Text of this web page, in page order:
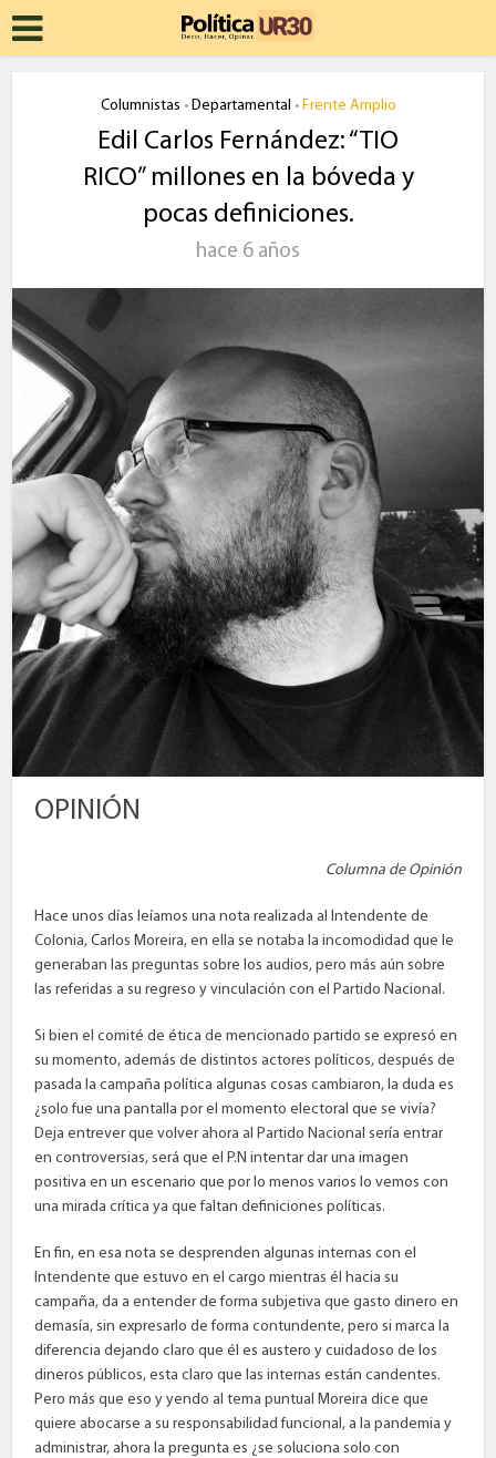
Columnistas • Departamental • Frente Amplio
Edil Carlos Fernández: “TIO
RICO” millones en la bóveda y
pocas definiciones.
hace 6 años
OPINIÓN
Columna de Opinión
Hace unos días leíamos una nota realizada al Intendente de
Colonia, Carlos Moreira, en ella se notaba la incomodidad que le
generaban las preguntas sobre los audios, pero más aún sobre
las referidas a su regreso y vinculación con el Partido Nacional.
Si bien el comité de ética de mencionado partido se expresó en
su momento, además de distintos actores políticos, después de
pasada la campaña política algunas cosas cambiaron, la duda es
¿solo fue una pantalla por el momento electoral que se vivía?
Deja entrever que volver ahora al Partido Nacional sería entrar
en controversias, será que el P.N intentar dar una imagen
positiva en un escenario que por lo menos varios lo vemos con
una mirada crítica ya que faltan definiciones políticas.
En fin, en esa nota se desprenden algunas internas con el
Intendente que estuvo en el cargo mientras él hacia su
campaña, da a entender de forma subjetiva que gasto dinero en
demasía, sin expresarlo de forma contundente, pero si marca la
diferencia dejando claro que él es austero y cuidadoso de los
dineros públicos, esta claro que las internas están candentes.
Pero más que eso y yendo al tema puntual Moreira dice que
quiere abocarse a su responsabilidad funcional, a la pandemia y
administrar, ahora la pregunta es ¿se soluciona solo con